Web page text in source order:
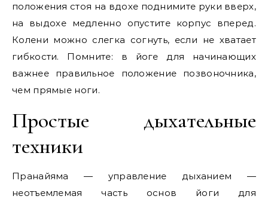
положения стоя на вдохе поднимите руки вверх,
на выдохе медленно опустите корпус вперед.
Колени можно слегка согнуть, если не хватает
гибкости. Помните: в йоге для начинающих
важнее правильное положение позвоночника,
чем прямые ноги.
Простые дыхательные
техники
Пранайяма — управление дыханием —
неотъемлемая часть основ йоги для